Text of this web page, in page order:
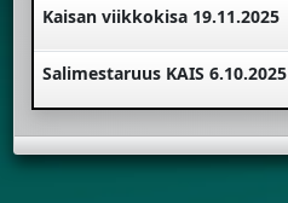
Kaisan viikkokisa 19.11.2025
Salimestaruus KAIS 6.10.2025